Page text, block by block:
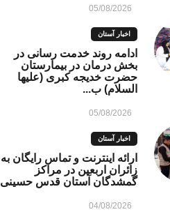
05/08/2026
اخبار آستان
ادامه روند خدمت رسانی در
بخش درمان در بیمارستان
حضرت خدیجه کبری (علیها
السلام) ب...
05/08/2026
اخبار آستان
ارائه اینترنت و تماس رایگان به
زائران اربعین در مراکز
گمشدگان آستان قدس حسینی
04/08/2026